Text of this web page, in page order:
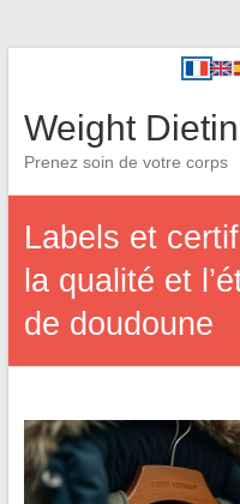
Weight
Prenez soin de votre corps
Labels et
la qualité et
de doudoune